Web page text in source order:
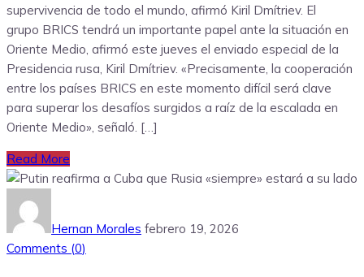
supervivencia de todo el mundo, afirmó Kiril Dmítriev. El
grupo BRICS tendrá un importante papel ante la situación en
Oriente Medio, afirmó este jueves el enviado especial de la
Presidencia rusa, Kiril Dmítriev. «Precisamente, la cooperación
entre los países BRICS en este momento difícil será clave
para superar los desafíos surgidos a raíz de la escalada en
Oriente Medio», señaló. […]
Read More
Hernan Morales febrero 19, 2026
Comments (0)